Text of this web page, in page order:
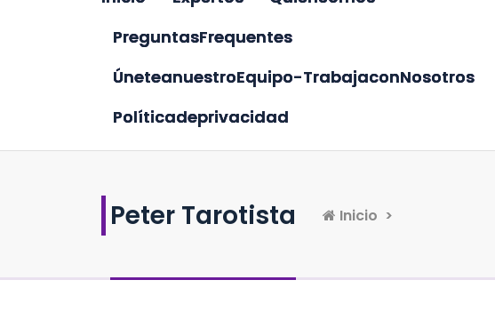
PreguntasFrequentes
ÚneteanuestroEquipo-TrabajaconNosotros
Políticadeprivacidad
Peter Tarotista Inicio >